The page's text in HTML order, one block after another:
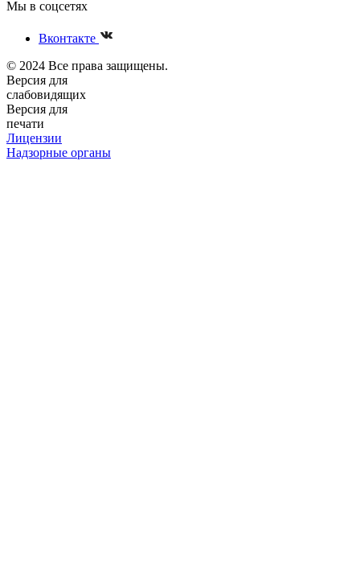
Мы в соцсетях
Вконтакте
© 2024 Все права защищены.
Версия для
слабовидящих
Версия для
печати
Лицензии
Надзорные органы